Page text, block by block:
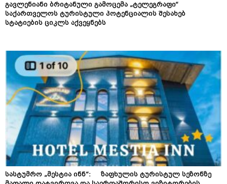
გავლენიანი ბრიტანული გამოცემა „ტელეგრაფი“
საქართველოს ტურისტული პოტენციალის შესახებ
სტატიების ციკლს აქვეყნებს
სასტუმრო „მესტია ინნ“: ზაფხულის ტურისტულ სეზონზე